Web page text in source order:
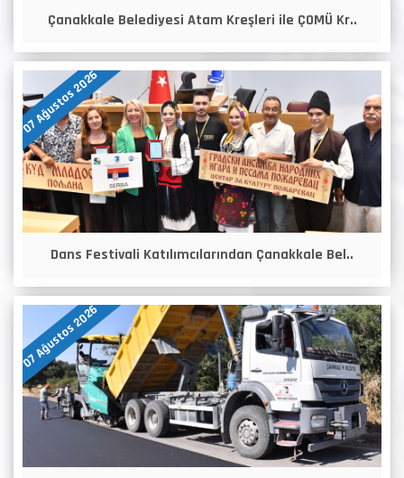
Çanakkale Belediyesi Atam Kreşleri ile ÇOMÜ Kr..
07 Ağustos 2026
Dans Festivali Katılımcılarından Çanakkale Bel..
07 Ağustos 2026